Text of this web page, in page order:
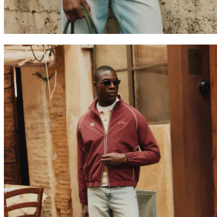
0
Trending now
Polo
T-Shirts
Shorts